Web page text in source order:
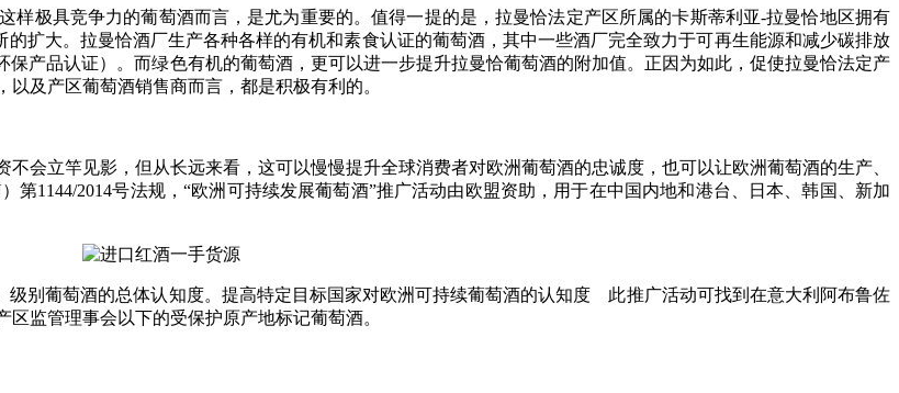
极具竞争力的葡萄酒而言，是尤为重要的。值得一提的是，拉曼恰法定产区所属的卡斯蒂利亚-拉曼恰地区拥有
扩大。拉曼恰酒厂生产各种各样的有机和素食认证的葡萄酒，其中一些酒厂完全致力于可再生能源和减少碳排放
产品认证）。而绿色有机的葡萄酒，更可以进一步提升拉曼恰葡萄酒的附加值。正因为如此，促使拉曼恰法定产
及产区葡萄酒销售商而言，都是积极有利的。
会立竿见影，但从长远来看，这可以慢慢提升全球消费者对欧洲葡萄酒的忠诚度，也可以让欧洲葡萄酒的生产、
1144/2014号法规，“欧洲可持续发展葡萄酒”推广活动由欧盟资助，用于在中国内地和港台、日本、韩国、新加
别葡萄酒的总体认知度。提高特定目标国家对欧洲可持续葡萄酒的认知度 此推广活动可找到在意大利阿布鲁佐
监管理事会以下的受保护原产地标记葡萄酒。